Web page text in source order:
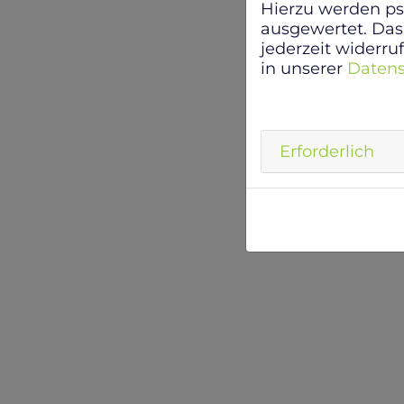
Hierzu werden
ausgewertet.
jederzeit
in unserer
Erforderlich